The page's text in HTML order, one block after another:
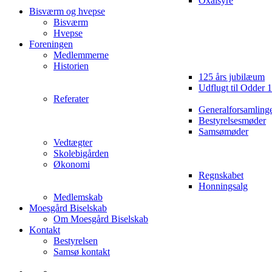
Bisværm og hvepse
Bisværm
Hvepse
Foreningen
Medlemmerne
Historien
125 års jubilæum
Udflugt til Odder
Referater
Bestyrelsesmøder
Samsømøder
Vedtægter
Skolebigården
Økonomi
Regnskabet
Honningsalg
Medlemskab
Moesgård Biselskab
Om Moesgård Biselskab
Kontakt
Bestyrelsen
Samsø kontakt